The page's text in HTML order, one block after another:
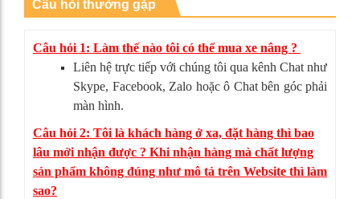
Câu hỏi thường gặp
Câu hỏi 1: Làm thế nào tôi có thể mua xe nâng ?
Liên hệ trực tiếp với chúng tôi qua kênh Chat như
Skype, Facebook, Zalo hoặc ô Chat bên góc phải
màn hình.
Câu hỏi 2: Tôi là khách hàng ở xa, đặt hàng thì bao
lâu mới nhận được ? Khi nhận hàng mà chất lượng
sản phẩm không đúng như mô tả trên Website thì làm
sao?